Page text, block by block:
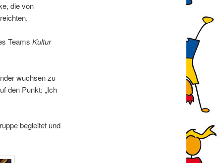
die von
TeamsKultur
wuchsen zu
den Punkt: „Ich
begleitet und